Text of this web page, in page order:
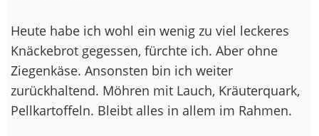
Heute habe ich wohl ein wenig zu viel leckeres
Knäckebrot gegessen, fürchte ich. Aber ohne
Ziegenkäse. Ansonsten bin ich weiter
zurückhaltend. Möhren mit Lauch, Kräuterquark,
Pellkartoffeln. Bleibt alles in allem im Rahmen.